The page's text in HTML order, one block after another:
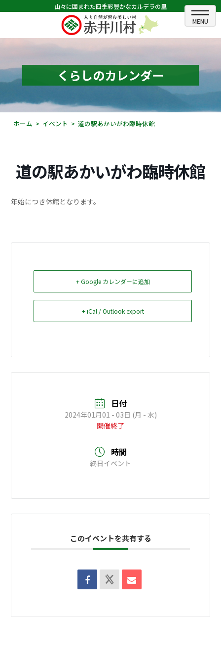
山々に囲まれた四季彩豊かなカルデラの里
ホーム
むらのできごと
むらのプロフィール
くらしの情報
観光・イベント情報
あかいがわ広報
くらしのカレンダー
ホーム イベント 道の駅あかいがわ臨時休館
道の駅あかいがわ臨時休館
年始につき休館となります。
+ Google カレンダーに追加
+ iCal / Outlook export
日付
2024年01月01 - 03日 (月 - 水)
開催終了
時間
終日イベント
このイベントを共有する